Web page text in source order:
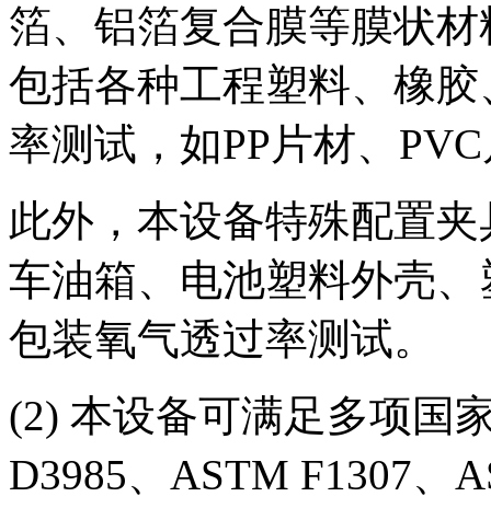
箔、铝箔复合膜等膜状
包括各种工程塑料、橡
率测试，如PP片材、
此外，本设备特殊配置
车油箱、电池塑料外壳
包装氧气透过率测试。
(2) 本设备可满足多项国
D3985、ASTM F1307、